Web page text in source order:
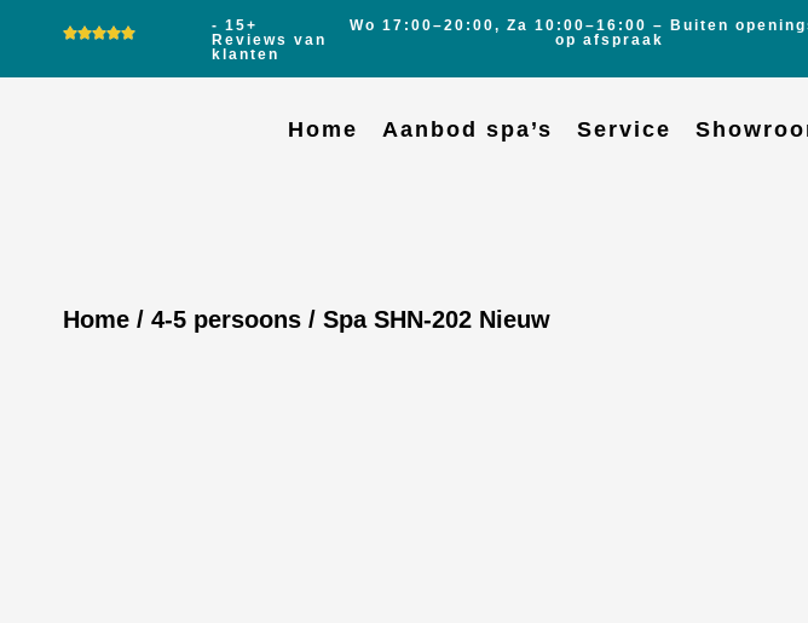
- 15+
Reviews van
klanten
Wo 17:00–20:00, Za 10:00–16:00 – Buiten
op afspraak
Home Aanbod spa’s Service
Home / 4-5 persoons / Spa SHN-202 Nieuw